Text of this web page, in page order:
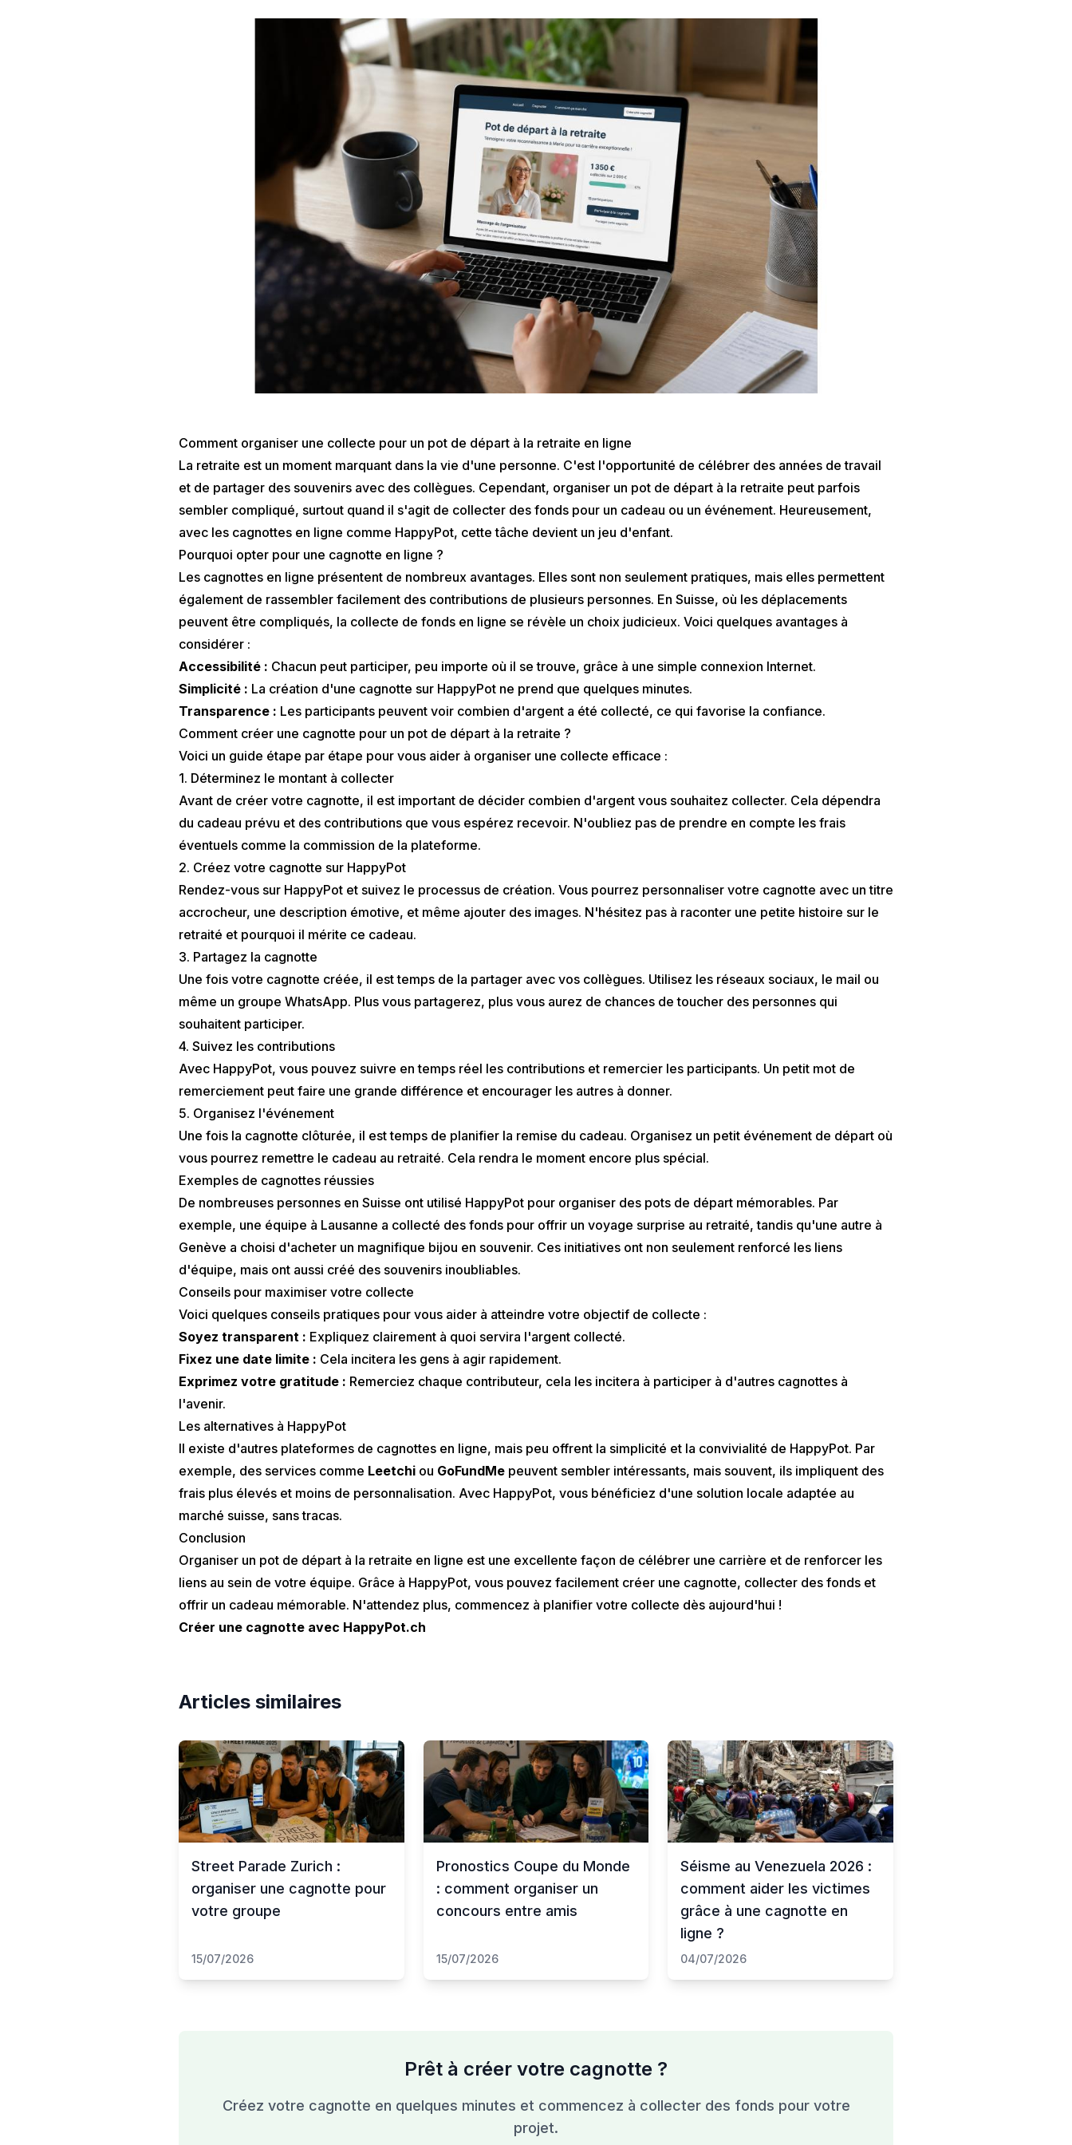
Comment organiser une collecte pour un pot de départ à la retraite en ligne
La retraite est un moment marquant dans la vie d'une personne. C'est l'opportunité de célébrer des années de travail
et de partager des souvenirs avec des collègues. Cependant, organiser un pot de départ à la retraite peut parfois
sembler compliqué, surtout quand il s'agit de collecter des fonds pour un cadeau ou un événement. Heureusement,
avec les cagnottes en ligne comme HappyPot, cette tâche devient un jeu d'enfant.
Pourquoi opter pour une cagnotte en ligne ?
Les cagnottes en ligne présentent de nombreux avantages. Elles sont non seulement pratiques, mais elles permettent
également de rassembler facilement des contributions de plusieurs personnes. En Suisse, où les déplacements
peuvent être compliqués, la collecte de fonds en ligne se révèle un choix judicieux. Voici quelques avantages à
considérer :
Accessibilité : Chacun peut participer, peu importe où il se trouve, grâce à une simple connexion Internet.
Simplicité : La création d'une cagnotte sur HappyPot ne prend que quelques minutes.
Transparence : Les participants peuvent voir combien d'argent a été collecté, ce qui favorise la confiance.
Comment créer une cagnotte pour un pot de départ à la retraite ?
Voici un guide étape par étape pour vous aider à organiser une collecte efficace :
1. Déterminez le montant à collecter
Avant de créer votre cagnotte, il est important de décider combien d'argent vous souhaitez collecter. Cela dépendra
du cadeau prévu et des contributions que vous espérez recevoir. N'oubliez pas de prendre en compte les frais
éventuels comme la commission de la plateforme.
2. Créez votre cagnotte sur HappyPot
Rendez-vous sur HappyPot et suivez le processus de création. Vous pourrez personnaliser votre cagnotte avec un titre
accrocheur, une description émotive, et même ajouter des images. N'hésitez pas à raconter une petite histoire sur le
retraité et pourquoi il mérite ce cadeau.
3. Partagez la cagnotte
Une fois votre cagnotte créée, il est temps de la partager avec vos collègues. Utilisez les réseaux sociaux, le mail ou
même un groupe WhatsApp. Plus vous partagerez, plus vous aurez de chances de toucher des personnes qui
souhaitent participer.
4. Suivez les contributions
Avec HappyPot, vous pouvez suivre en temps réel les contributions et remercier les participants. Un petit mot de
remerciement peut faire une grande différence et encourager les autres à donner.
5. Organisez l'événement
Une fois la cagnotte clôturée, il est temps de planifier la remise du cadeau. Organisez un petit événement de départ où
vous pourrez remettre le cadeau au retraité. Cela rendra le moment encore plus spécial.
Exemples de cagnottes réussies
De nombreuses personnes en Suisse ont utilisé HappyPot pour organiser des pots de départ mémorables. Par
exemple, une équipe à Lausanne a collecté des fonds pour offrir un voyage surprise au retraité, tandis qu'une autre à
Genève a choisi d'acheter un magnifique bijou en souvenir. Ces initiatives ont non seulement renforcé les liens
d'équipe, mais ont aussi créé des souvenirs inoubliables.
Conseils pour maximiser votre collecte
Voici quelques conseils pratiques pour vous aider à atteindre votre objectif de collecte :
Soyez transparent : Expliquez clairement à quoi servira l'argent collecté.
Fixez une date limite : Cela incitera les gens à agir rapidement.
Exprimez votre gratitude : Remerciez chaque contributeur, cela les incitera à participer à d'autres cagnottes à
l'avenir.
Les alternatives à HappyPot
Il existe d'autres plateformes de cagnottes en ligne, mais peu offrent la simplicité et la convivialité de HappyPot. Par
exemple, des services comme Leetchi ou GoFundMe peuvent sembler intéressants, mais souvent, ils impliquent des
frais plus élevés et moins de personnalisation. Avec HappyPot, vous bénéficiez d'une solution locale adaptée au
marché suisse, sans tracas.
Conclusion
Organiser un pot de départ à la retraite en ligne est une excellente façon de célébrer une carrière et de renforcer les
liens au sein de votre équipe. Grâce à HappyPot, vous pouvez facilement créer une cagnotte, collecter des fonds et
offrir un cadeau mémorable. N'attendez plus, commencez à planifier votre collecte dès aujourd'hui !
Créer une cagnotte avec HappyPot.ch
Articles similaires
Street Parade Zurich :
organiser une cagnotte pour
votre groupe
15/07/2026
Pronostics Coupe du Monde
: comment organiser un
concours entre amis
15/07/2026
Séisme au Venezuela 2026 :
comment aider les victimes
grâce à une cagnotte en
ligne ?
04/07/2026
Prêt à créer votre cagnotte ?
Créez votre cagnotte en quelques minutes et commencez à collecter des fonds pour votre
projet.